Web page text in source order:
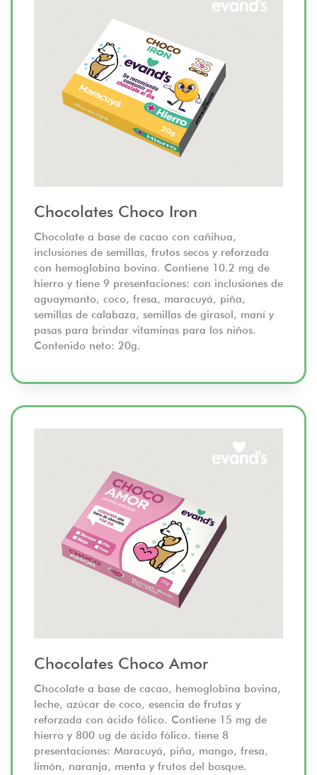
Chocolates Choco Iron
Chocolate a base de cacao con cañihua,
inclusiones de semillas, frutos secos y reforzada
con hemoglobina bovina. Contiene 10.2 mg de
hierro y tiene 9 presentaciones: con inclusiones de
aguaymanto, coco, fresa, maracuyá, piña,
semillas de calabaza, semillas de girasol, maní y
pasas para brindar vitaminas para los niños.
Contenido neto: 20g.
Chocolates Choco Amor
Chocolate a base de cacao, hemoglobina bovina,
leche, azúcar de coco, esencia de frutas y
reforzada con ácido fólico. Contiene 15 mg de
hierro y 800 ug de ácido fólico. tiene 8
presentaciones: Maracuyá, piña, mango, fresa,
limón, naranja, menta y frutos del bosque.